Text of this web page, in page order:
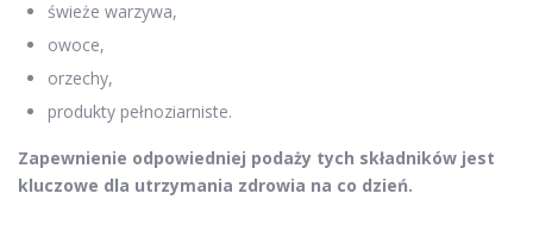
świeże warzywa,
owoce,
orzechy,
produkty pełnoziarniste.
Zapewnienie odpowiedniej podaży tych składników jest
kluczowe dla utrzymania zdrowia na co dzień.